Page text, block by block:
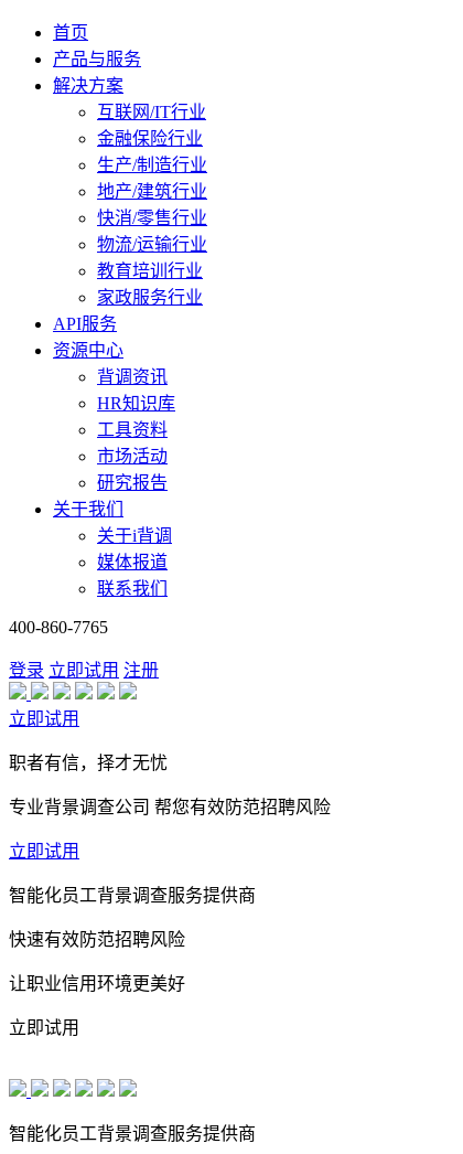
首页
产品与服务
解决方案
互联网/IT行业
金融保险行业
生产/制造行业
地产/建筑行业
快消/零售行业
物流/运输行业
教育培训行业
家政服务行业
API服务
资源中心
背调资讯
HR知识库
工具资料
市场活动
研究报告
关于我们
关于i背调
媒体报道
联系我们
400-860-7765
登录 立即试用 注册
立即试用
职者有信，择才无忧
专业背景调查公司 帮您有效防范招聘风险
立即试用
智能化员工背景调查服务提供商
快速有效防范招聘风险
让职业信用环境更美好
立即试用
智能化员工背景调查服务提供商